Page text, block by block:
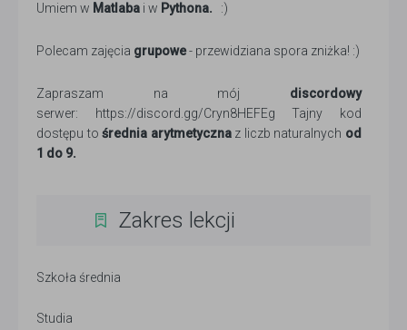
Umiem w Matlaba i w Pythona. :)
Polecam zajęcia grupowe- przewidziana spora zniżka! :)
Zapraszam na mój discordowy
serwer: https://discord.gg/Cryn8HEFEg Tajny kod
dostępu tośrednia arytmetycznaz liczb naturalnych od
1 do 9.
Zakres lekcji
Szkoła średnia
Studia